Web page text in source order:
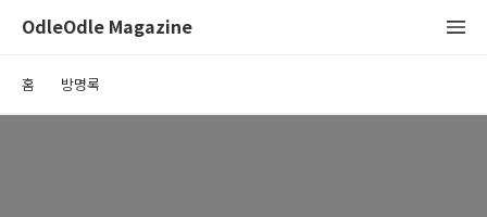
OdleOdle Magazine
홈 방명록